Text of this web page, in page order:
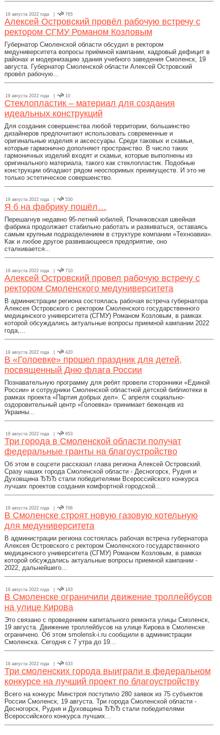
19 августа 2022 года | 765
Алексей Островский провёл рабочую встречу с
ректором СГМУ Романом Козловым
Губернатор Смоленской области обсудил в ректором
медуниверситета вопросы приёмной кампании, кадровый дефицит в
районах и модернизацию здания учебного заведения Смоленск, 19
августа. Губернатор Смоленской области Алексей Островский
провёл рабочую...
19 августа 2022 года | 10
Стеклопластик – материал для создания
идеальных конструкций
Для создания совершенства любой территории, большинство
дизайнеров предпочитают использовать современные и
оригинальные изделия и аксессуары. Среди таковых и скамьи,
которые гармонично дополняют пространство. В число таких
гармоничных изделий входят и скамьи, которые выполнены из
оригинального материала, такого как стеклопластик. Подобные
конструкции обладают рядом неоспоримых преимуществ. И это не
только эстетическое совершенство.
19 августа 2022 года | 530
Я б на фабрику пошёл…
Перешагнув недавно 95-летний юбилей, Починковская швейная
фабрика продолжает стабильно работать и развиваться, оставаясь
самым крупным подразделением в структуре компании «Техноавиа».
Как и любое другое развивающееся предприятие, оно
сталкивается...
19 августа 2022 года | 710
Алексей Островский провел рабочую встречу с
ректором Смоленского медуниверситета
В администрации региона состоялась рабочая встреча губернатора
Алексея Островского с ректором Смоленского государственного
медицинского университета (СГМУ) Романом Козловым, в рамках
которой обсуждались актуальные вопросы приемной кампании 2022
года,...
19 августа 2022 года | 420
В «Голоевке» прошел праздник для детей,
посвященный Дню флага России
Познавательную программу для ребят провели сторонники «Единой
России» и сотрудники Смоленской областной детской библиотеки в
рамках проекта «Партия добрых дел». С апреля социально-
оздоровительный центр «Голоевка» принимает беженцев из
Украины...
19 августа 2022 года | 653
Три города в Смоленской области получат
федеральные гранты на благоустройство
Об этом в соцсети рассказал глава региона Алексей Островский.
Сразу наших города Смоленской области - Десногорск, Рудня и
Духовщина ЂЂЂ стали победителями Всероссийского конкурса
лучших проектов создания комфортной городской...
19 августа 2022 года | 706
В Смоленске строят новую газовую котельную
для медуниверситета
В администрации региона состоялась рабочая встреча губернатора
Алексея Островского с ректором Смоленского государственного
медицинского университета (СГМУ) Романом Козловым, в рамках
которой обсуждались актуальные вопросы приемной кампании -
2022, дальнейшего...
19 августа 2022 года | 183
В Смоленске ограничили движение троллейбусов
на улице Кирова
Это связано с проведением капитального ремонта улицы Смоленск,
19 августа. Движение троллейбусов на улице Кирова в Смоленске
ограничено. Об этом smolensk-i.ru сообщили в администрации
Смоленска. Сегодня с 7 утра до 19...
19 августа 2022 года | 633
Три смоленских города выиграли в федеральном
конкурсе на лучший проект по благоустройству
Всего на конкурс Минстроя поступило 280 заявок из 75 субъектов
России Смоленск, 19 августа. Три города Смоленской области -
Десногорск, Рудня и Духовщина ЂЂЂ стали победителями
Всероссийского конкурса лучших...